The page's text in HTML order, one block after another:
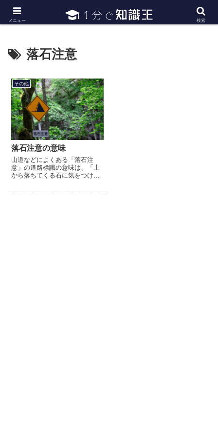
日常で必要な常識・知識や雑学・豆知識を幅広く紹介
落石注意
その他
落石注意の意味
山道などによくある「落石注
意」の道路標識の意味は、「上
から落ちてくる石に気をつけま
りません。「落ちている石に注
メニュー 検索